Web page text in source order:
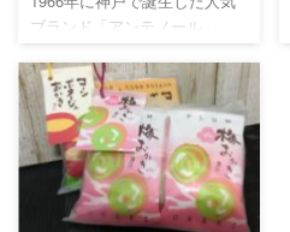
ブランド「アンテノール」。
豊かな香りとコクが特徴のフ
ィナンシェは様々な用途の贈
り物に活用できるのでオスス
メです♡